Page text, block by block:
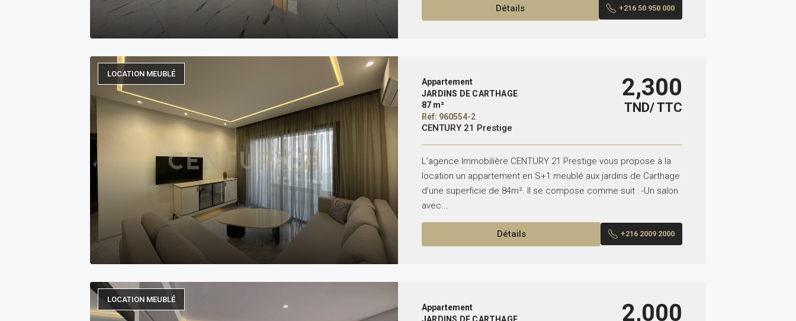
Détails +216 50 950 000
LOCATION MEUBLÉ
Appartement
JARDINS DE CARTHAGE
87 m²
Réf: 960554-2
CENTURY 21 Prestige
2,300
TND/ TTC
L’agence Immobilière CENTURY 21 Prestige vous propose à la
location un appartement en S+1 meublé aux jardins de Carthage
d’une superficie de 84m². Il se compose comme suit : -Un salon
avec...
Détails +216 2009 2000
LOCATION MEUBLÉ
Appartement
JARDINS DE CARTHAGE
2,000